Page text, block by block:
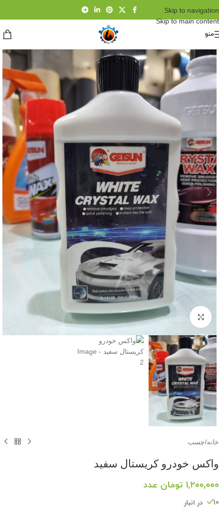
Skip to navigation
Skip to main content
منو
برای بزرگنمایی کلیک کنید
خانه/چسب
واکس خودرو کریستال سفید
۱,۲۰۰,۰۰۰ تومان عدد
10 در انبار